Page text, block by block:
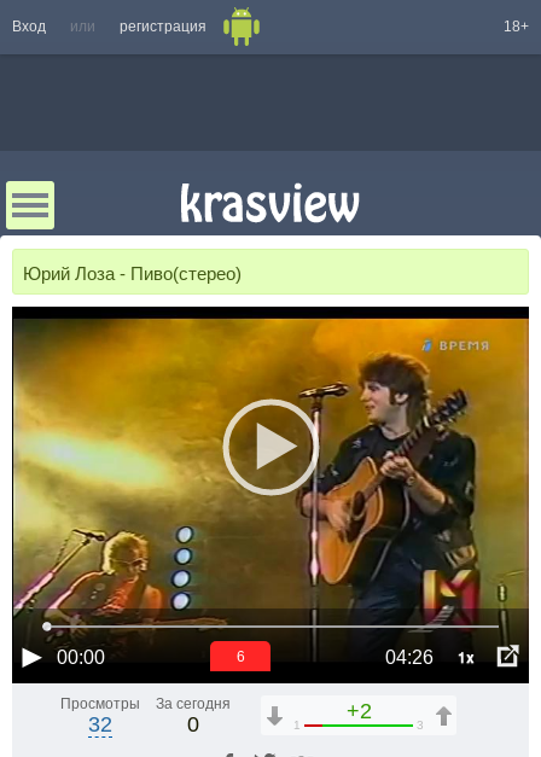
Вход или регистрация 18+
Юрий Лоза - Пиво(стерео)
00:00 04:26 1x
6
Просмотры
32
За сегодня
0
+2
1 3